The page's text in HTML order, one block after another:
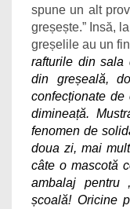
spune un alt
greșește.” Insă,
greșelile au un
rafturile din sala
din greșeală,
confecționate
dimineață.
fenomen de
doua zi, mai
câte o mascotă
ambalaj pentru
școală! Oricine